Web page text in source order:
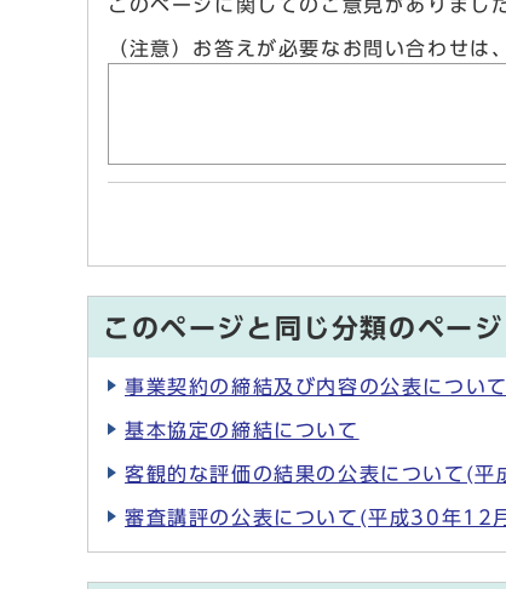
このページに関してのご意見がありまし
（注意）お答えが必要なお問い合わせは
このページと同じ分類のページ
事業契約の締結及び内容の公表について
基本協定の締結について
客観的な評価の結果の公表について(
審査講評の公表について(平成30年12